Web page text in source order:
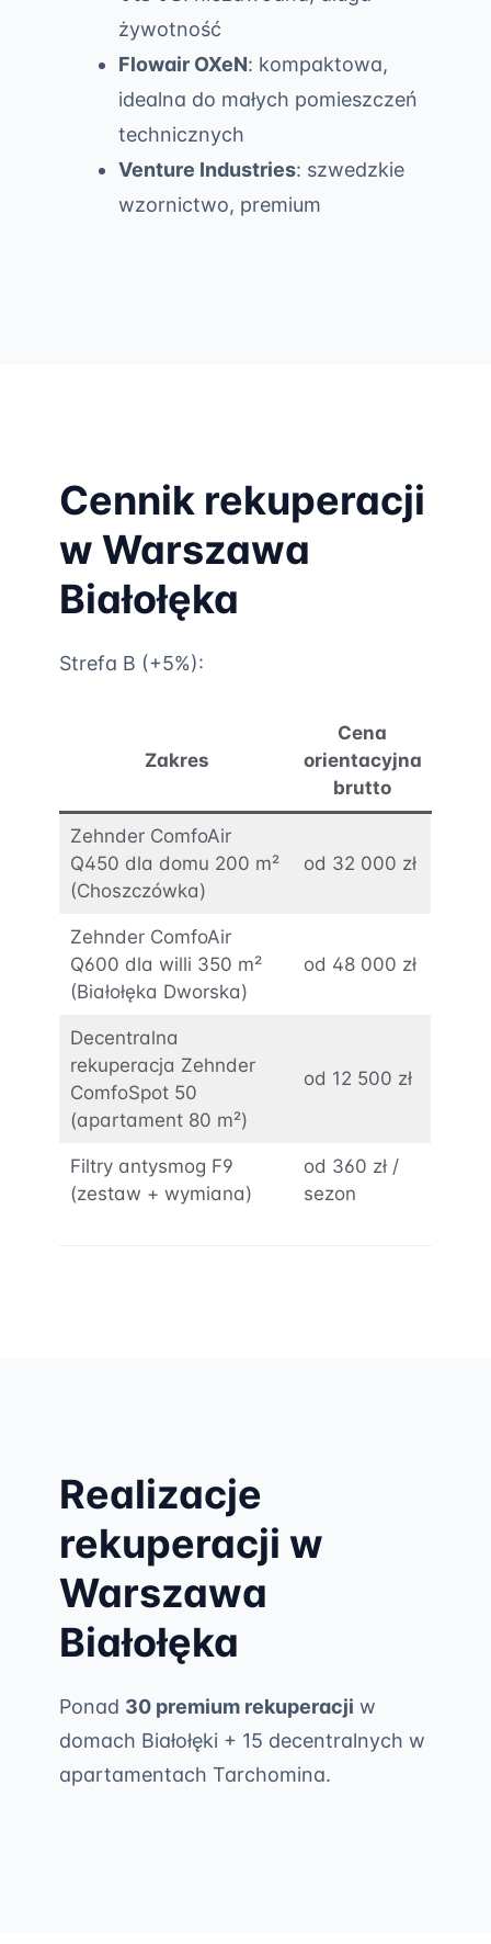
żywotność
Flowair OXeN: kompaktowa,
idealna do małych pomieszczeń
technicznych
Venture Industries: szwedzkie
wzornictwo, premium
Cennik rekuperacji
w Warszawa
Białołęka
Strefa B (+5%):
Zakres
Cena
orientacyjna
brutto
Zehnder ComfoAir
Q450 dla domu 200 m²
(Choszczówka)
od 32 000 zł
Zehnder ComfoAir
Q600 dla willi 350 m²
(Białołęka Dworska)
od 48 000 zł
Decentralna
rekuperacja Zehnder
ComfoSpot 50
(apartament 80 m²)
od 12 500 zł
Filtry antysmog F9
(zestaw + wymiana)
od 360 zł /
sezon
Realizacje
rekuperacji w
Warszawa
Białołęka
Ponad 30 premium rekuperacji w
domach Białołęki + 15 decentralnych w
apartamentach Tarchomina.